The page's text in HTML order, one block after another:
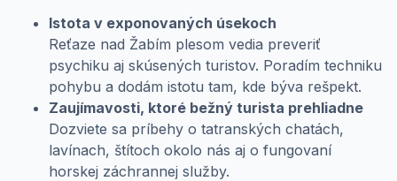
Istota v exponovaných úsekoch
Reťaze nad Žabím plesom vedia preveriť
psychiku aj skúsených turistov. Poradím techniku
pohybu a dodám istotu tam, kde býva rešpekt.
Zaujímavosti, ktoré bežný turista prehliadne
Dozviete sa príbehy o tatranských chatách,
lavínach, štítoch okolo nás aj o fungovaní
horskej záchrannej služby.